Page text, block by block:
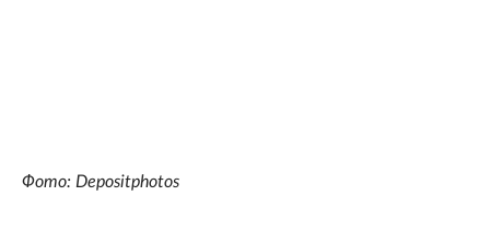
Фото: Depositphotos